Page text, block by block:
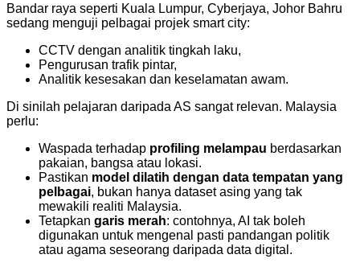
Bandar raya seperti Kuala Lumpur, Cyberjaya, Johor Bahru
sedang menguji pelbagai projek smart city:
CCTV dengan analitik tingkah laku,
Pengurusan trafik pintar,
Analitik kesesakan dan keselamatan awam.
Di sinilah pelajaran daripada AS sangat relevan. Malaysia
perlu:
Waspada terhadap profiling melampau berdasarkan
pakaian, bangsa atau lokasi.
Pastikan model dilatih dengan data tempatan yang
pelbagai, bukan hanya dataset asing yang tak
mewakili realiti Malaysia.
Tetapkan garis merah: contohnya, AI tak boleh
digunakan untuk mengenal pasti pandangan politik
atau agama seseorang daripada data digital.